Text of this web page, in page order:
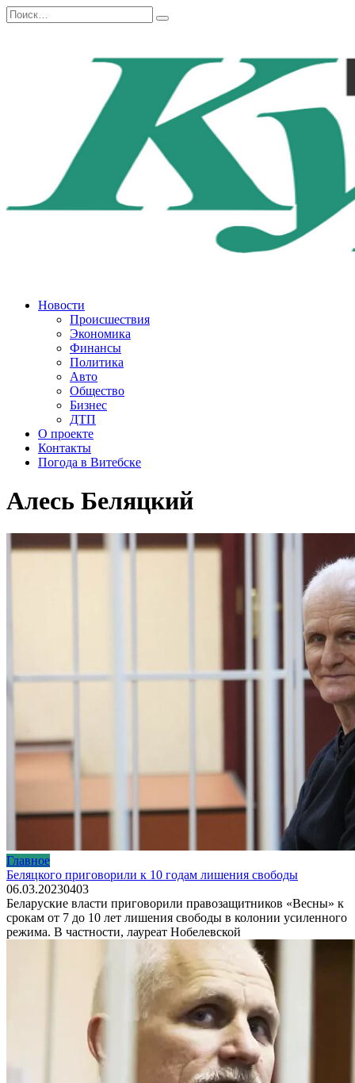
Перейти
к
Search
for:
Новости
Происшествия
Экономика
Финансы
Политика
Авто
Общество
Бизнес
ДТП
О проекте
Контакты
Погода в Витебске
Алесь Беляцкий
Главное
Беляцкого приговорили к 10 годам лишения свободы
06.03.20230403
Беларуские власти приговорили правозащитников «Весны» к
срокам от 7 до 10 лет лишения свободы в колонии усиленного
режима. В частности, лауреат Нобелевской